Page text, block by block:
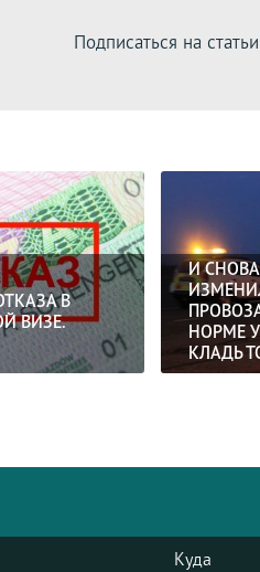
Подписаться на
В
ВИЗЕ.
И
НОРМЕ
КЛАДЬ
Куда